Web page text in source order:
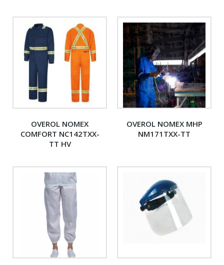
OVEROL NOMEX
COMFORT NC142TXX-
TT HV
OVEROL NOMEX MHP
NM171TXX-TT